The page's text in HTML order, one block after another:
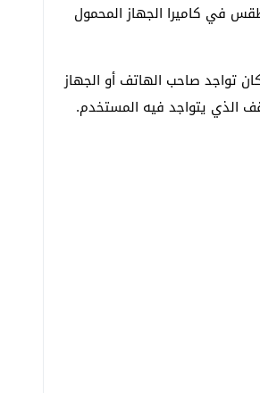
في كاميرا الجهاز المحمول
تواجد صاحب الهاتف أو الجهاز
الذي يتواجد فيه المستخدم.